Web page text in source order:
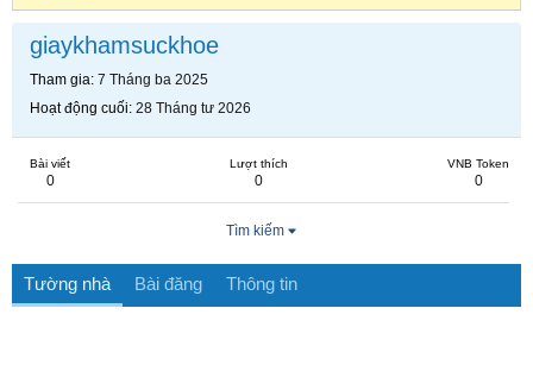
giaykhamsuckhoe
Tham gia 7 Tháng ba 2025
Hoạt động cuối 28 Tháng tư 2026
Bài viết
0
Lượt thích
0
VNB Token
0
Tìm kiếm
Tường nhà Bài đăng Thông tin